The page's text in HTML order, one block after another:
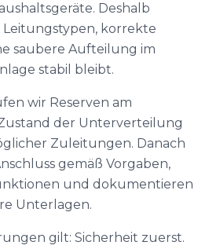
Deshalb
Leitungstypen, korrekte
saubere Aufteilung im
stabil bleibt.
wir Reserven am
der Unterverteilung
Zuleitungen. Danach
gemäß Vorgaben,
und dokumentieren
Unterlagen.
gilt: Sicherheit zuerst.